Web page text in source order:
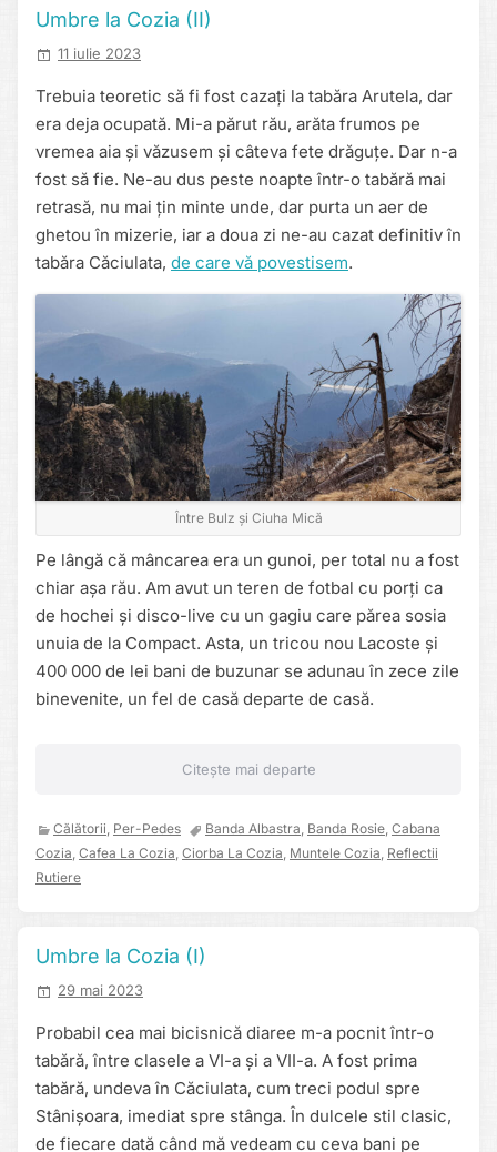
Umbre la Cozia (II)
11 iulie 2023
Trebuia teoretic să fi fost cazați la tabăra Arutela, dar
era deja ocupată. Mi-a părut rău, arăta frumos pe
vremea aia și văzusem și câteva fete drăguțe. Dar n-a
fost să fie. Ne-au dus peste noapte într-o tabără mai
retrasă, nu mai țin minte unde, dar purta un aer de
ghetou în mizerie, iar a doua zi ne-au cazat definitiv în
tabăra Căciulata, de care vă povestisem.
Între Bulz și Ciuha Mică
Pe lângă că mâncarea era un gunoi, per total nu a fost
chiar așa rău. Am avut un teren de fotbal cu porți ca
de hochei și disco-live cu un gagiu care părea sosia
unuia de la Compact. Asta, un tricou nou Lacoste și
400 000 de lei bani de buzunar se adunau în zece zile
binevenite, un fel de casă departe de casă.
Citește mai departe
Călătorii, Per-Pedes Banda Albastra, Banda Rosie, Cabana
Cozia, Cafea La Cozia, Ciorba La Cozia, Muntele Cozia, Reflectii
Rutiere
Umbre la Cozia (I)
29 mai 2023
Probabil cea mai bicisnică diaree m-a pocnit într-o
tabără, între clasele a VI-a și a VII-a. A fost prima
tabără, undeva în Căciulata, cum treci podul spre
Stânișoara, imediat spre stânga. În dulcele stil clasic,
de fiecare dată când mă vedeam cu ceva bani pe